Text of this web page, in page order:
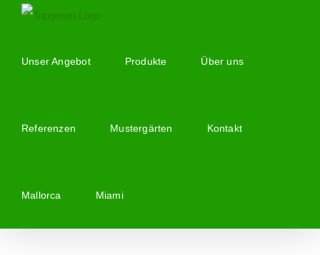
springenUnser Angebot Produkte Über uns
Referenzen Mustergärten Kontakt
Mallorca Miami